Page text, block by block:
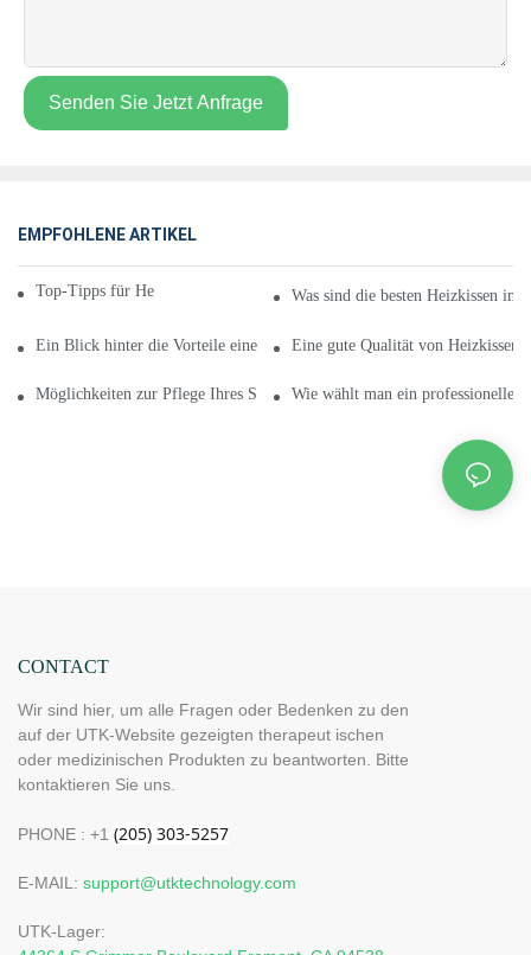
Senden Sie Jetzt Anfrage
EMPFOHLENE ARTIKEL
Top-Tipps für Heizkissen im Angebot Was sind die besten Heizkissen im
Ein Blick hinter die Vorteile eines Heizkissens zum Verkauf
Eine gute Qualität von Heizkissen
Möglichkeiten zur Pflege Ihres Sport-Heizkissens im Angebot
Wie wählt man ein professionelles
CONTACT
Wir sind hier, um alle Fragen oder Bedenken zu den
auf der UTK-Website gezeigten therapeut ischen
oder medizinischen Produkten zu beantworten. Bitte
kontaktieren Sie uns.
PHONE : +1
E-MAIL: support@utktechnology.com
UTK-Lager: